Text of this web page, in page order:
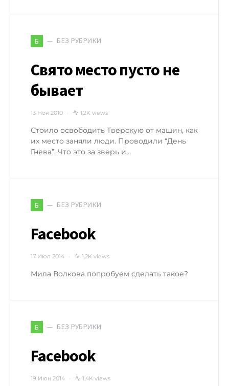
Б БЕЗ РУБРИКИ
Свято место пусто не
бывает
13 Ноя 2010 1,2K views
Стоило освободить Тверскую от машин, как
их место заняли люди. Проводили “День
Гнева”. Что это за зверь и…
Б БЕЗ РУБРИКИ
Facebook
17 Июл 2014 1,2K views
Мила Волкова попробуем сделать такое?
Б БЕЗ РУБРИКИ
Facebook
19 Июн 2014 1,4K views